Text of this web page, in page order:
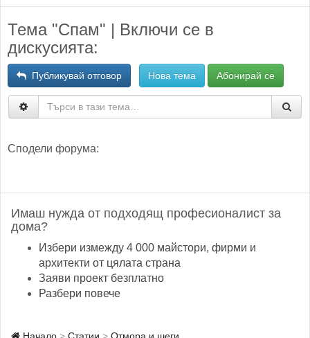
Тема "Спам" | Включи се в
дискусията:
Публикувай отговор Нова тема Абонирай се
Сподели форума:
Имаш нужда от подходящ професионалист за
дома?
Избери измежду 4 000 майстори, фирми и
архитекти от цялата страна
Заяви проект безплатно
Разбери повече